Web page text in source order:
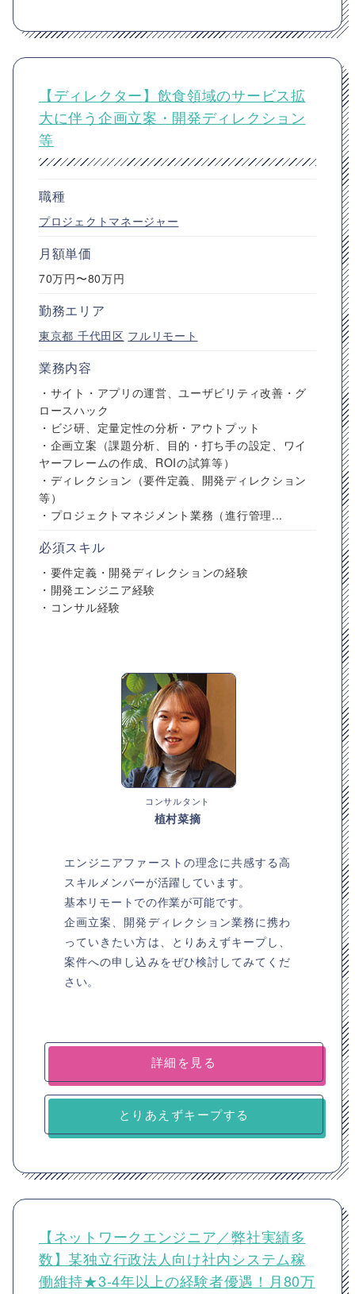
【ディレクター】飲食領域のサービス拡
大に伴う企画立案・開発ディレクション
等
職種
プロジェクトマネージャー
月額単価
70万円〜80万円
勤務エリア
東京都 千代田区 フルリモート
業務内容
・サイト・アプリの運営、ユーザビリティ改善・グ
ロースハック
・ビジ研、定量定性の分析・アウトプット
・企画立案（課題分析、目的・打ち手の設定、ワイ
ヤーフレームの作成、ROIの試算等）
・ディレクション（要件定義、開発ディレクション
等）
・プロジェクトマネジメント業務（進行管理...
必須スキル
・要件定義・開発ディレクションの経験
・開発エンジニア経験
・コンサル経験
コンサルタント
植村菜摘
エンジニアファーストの理念に共感する高
スキルメンバーが活躍しています。
基本リモートでの作業が可能です。
企画立案、開発ディレクション業務に携わ
っていきたい方は、とりあえずキープし、
案件への申し込みをぜひ検討してみてくだ
さい。
詳細を見る
とりあえずキープする
【ネットワークエンジニア／弊社実績多
数】某独立行政法人向け社内システム稼
働維持★3-4年以上の経験者優遇！月80万